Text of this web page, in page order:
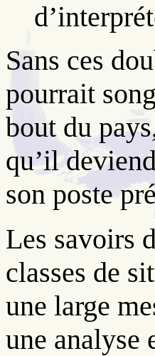
Sans ces
pourrait
bout du
qu’il
son poste
Les savoirs
classes de
une large
une analyse